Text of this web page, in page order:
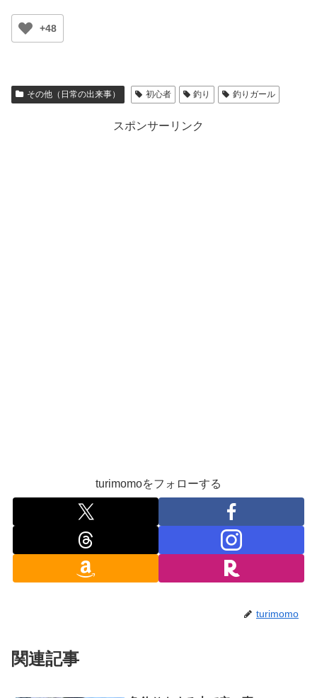
+48
その他（日常の出来事） 初心者 釣り 釣りガール
スポンサーリンク
turimomoをフォローする
turimomo
関連記事